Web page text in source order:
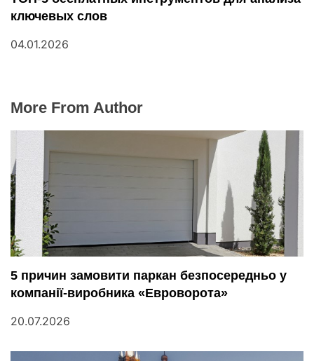
ключевых слов
04.01.2026
More From Author
5 причин замовити паркан безпосередньо у
компанії-виробника «Евроворота»
20.07.2026